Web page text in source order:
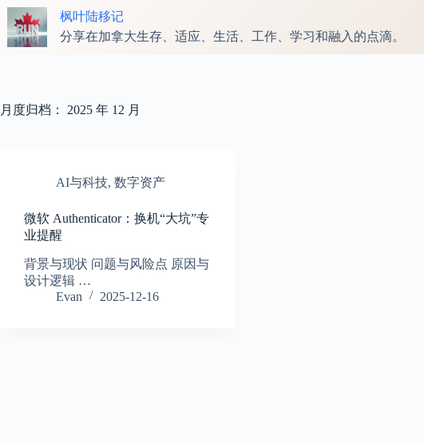
跳
内
枫叶陆移记
分享在加拿大生存、适应、生活、工作、学习和融入的点滴。
月度归档： 2025 年 12 月
AI与科技, 数字资产
微软 Authenticator：换机“大坑”专
业提醒
背景与现状 问题与风险点 原因与
设计逻辑 …
Evan
2025-12-16